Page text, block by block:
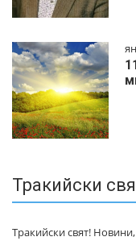
Тракийски
Тракийски свят!